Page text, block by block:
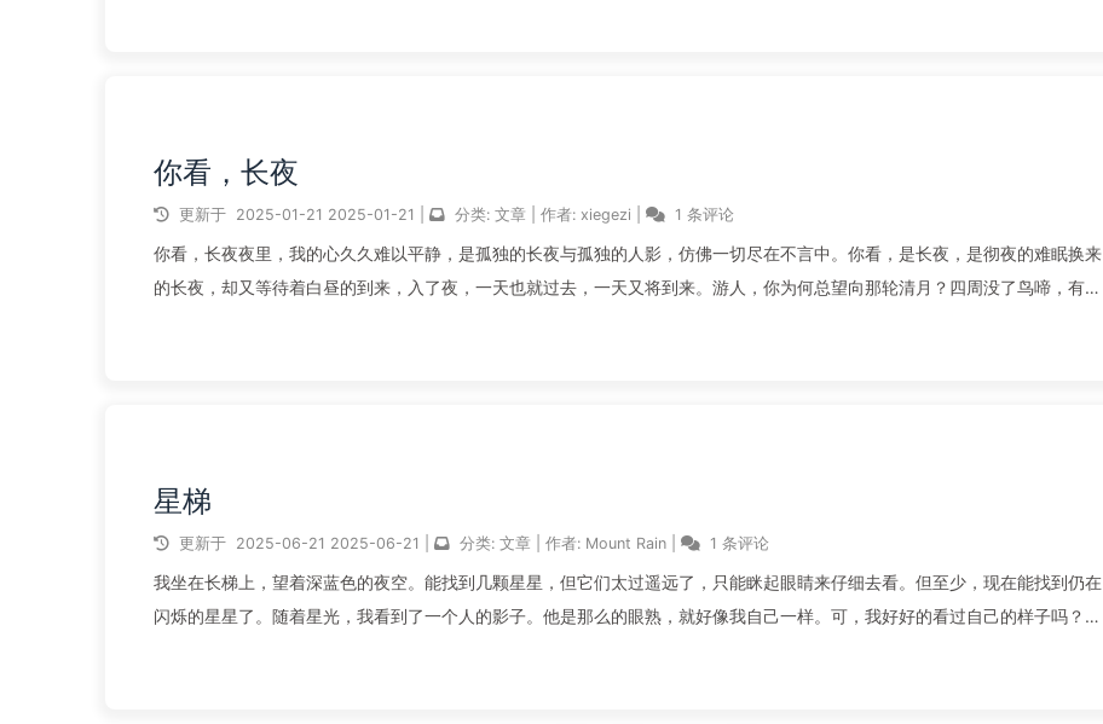
你看，长夜
更新于 2025-01-21 2025-01-21 分类: 文章 作者: xiegezi 1 条评论
你看，长夜夜里，我的心久久难以平静，是孤独的长夜与孤独的人影，仿佛一切尽在不言中。你看，是长夜，是彻夜的难眠换来
的长夜，却又等待着白昼的到来，入了夜，一天也就过去，一天又将到来。游人，你为何总望向那轮清月？四周没了鸟啼，有的
星梯
更新于 2025-06-21 2025-06-21 分类: 文章 作者: Mount Rain 1 条评论
我坐在长梯上，望着深蓝色的夜空。能找到几颗星星，但它们太过遥远了，只能眯起眼睛来仔细去看。但至少，现在能找到仍在
闪烁的星星了。随着星光，我看到了一个人的影子。他是那么的眼熟，就好像我自己一样。可，我好好的看过自己的样子吗？我